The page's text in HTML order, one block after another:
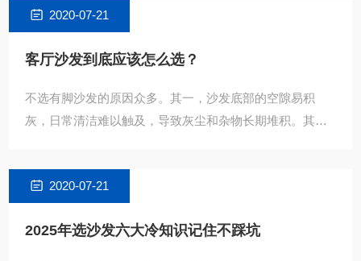
2020-07-21
客厅沙发到底应该怎么选？
不选有脚沙发的原因众多。其一，沙发底部的空隙易积
灰，日常清洁难以触及，导致灰尘和杂物长期堆积。其
2020-07-21
2025年选沙发六大冷知识记住不踩坑